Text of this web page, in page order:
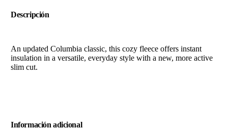
Descripción
An updated Columbia classic, this cozy fleece offers instant
insulation in a versatile, everyday style with a new, more active
slim cut.
Información adicional